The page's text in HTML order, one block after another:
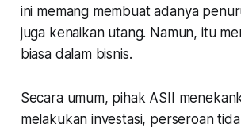
ini memang membuat adanya
juga kenaikan utang. Namun, itu
biasa dalam bisnis.
Secara umum, pihak ASII
melakukan investasi, perseroan